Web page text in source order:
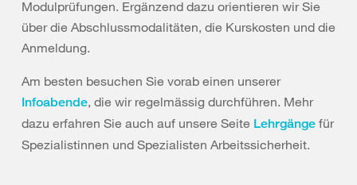
Modulprüfungen. Ergänzend dazu orientieren wir Sie
über die Abschlussmodalitäten, die Kurskosten und die
Anmeldung.
Am besten besuchen Sie vorab einen unserer
Infoabende, die wir regelmässig durchführen. Mehr
dazu erfahren Sie auch auf unsere Seite Lehrgänge für
Spezialistinnen und Spezialisten Arbeitssicherheit.